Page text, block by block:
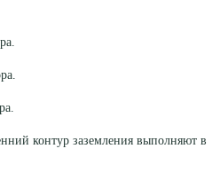
контур заземления выполняют в